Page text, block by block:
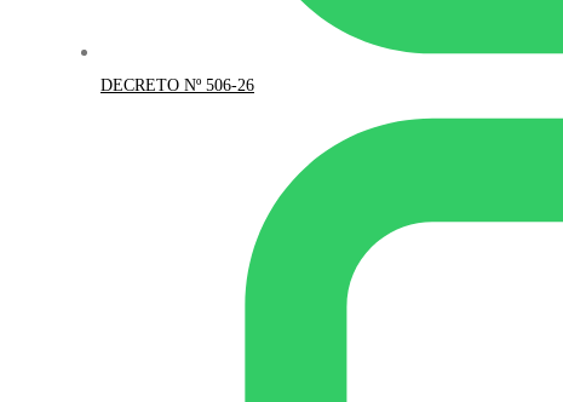
DECRETO Nº 506-26